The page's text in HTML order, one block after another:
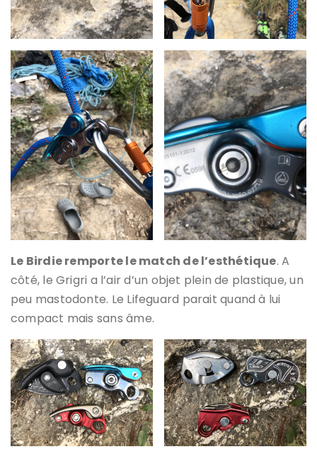
Le Birdie remporte le match de l’esthétique. A
côté, le Grigri a l’air d’un objet plein de plastique, un
peu mastodonte. Le Lifeguard parait quand à lui
compact mais sans âme.